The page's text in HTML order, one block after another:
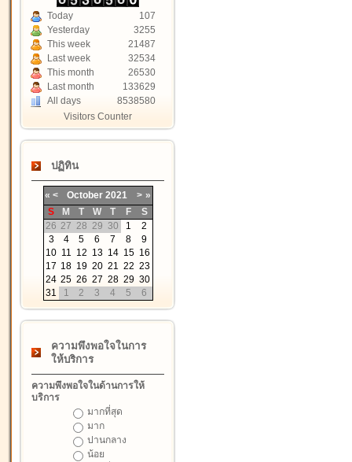
Today
107
Yesterday
3255
This week
21487
Last week
32534
This month
26530
Last month
133629
All days
8538580
Visitors Counter
ปฏิทิน
« < October 2021 > »
S
M T W T F
S
26 27 28 29 30 1
2
3
4 5 6 7 8
9
10 11 12 13 14 15 16
17 18 19 20 21 22 23
24 25 26 27 28 29 30
31
1 2 3 4 5 6
ความพึงพอใจในการ
ให้บริการ
ความพึงพอใจในด้านการให้
บริการ
มากที่สุด
มาก
ปานกลาง
น้อย